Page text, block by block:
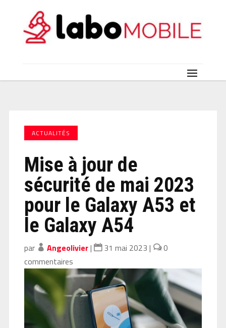
ACTUALITÉS
Mise à jour de
sécurité de mai 2023
pour le Galaxy A53 et
le Galaxy A54
par Angeolivier| 31 mai 2023 |
0
commentaires